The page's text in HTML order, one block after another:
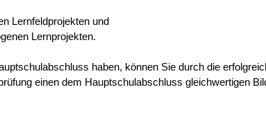
Lernfeldprojekten und
Lernprojekten.
haben, können Sie durch die
einen dem Hauptschulabschluss gleichwertigen